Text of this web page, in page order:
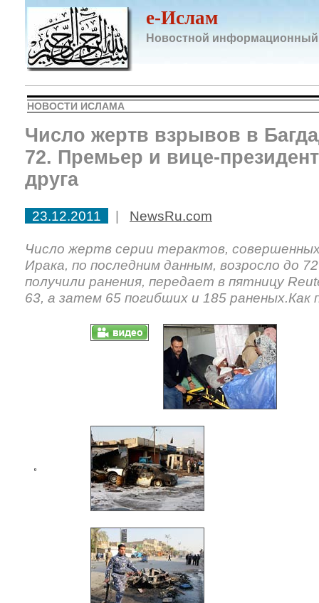
e-Ислам
Новостной информационный
НОВОСТИ ИСЛАМА
Число жертв взрывов в
72. Премьер и вице-
друга
23.12.2011 | NewsRu.com
Число жертв серии терактов,
Ирака, по последним данным, возросло до
получили ранения, передает в пятницу
63, а затем 65 погибших и 185 раненых.Как